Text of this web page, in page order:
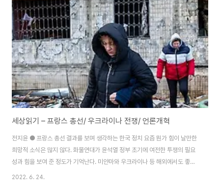
겹치는 측면들이 있기 때문이다. 두 경우 모두에 단지 우파정당의 단독 행위가
아니라 여러 정당의 초당적 찬성표가 가결을 이끌었었다. 이석기 의원 때도 진
영을 넘어선 모든 언론의 지지 속에 찬성한 민주당이나 진보정당 의원들은 ‘당
당하면 법의 심판을 피할 이유가 없..
세상읽기 – 프랑스 총선/ 우크라이나 전쟁/ 언론개혁
전지윤 ● 프랑스 총선 결과를 보며 생각하는 한국 정치 요즘 뭔가 힘이 날만한
희망적 소식은 많지 않다. 화물연대가 윤석열 정부 초기에 여전한 투쟁의 필요
성과 힘을 보여 준 정도가 기억난다. 미얀마와 우크라이나 등 해외에서도 좋은
소식은 많지 않다. 미국에서 아마존, 스타벅스에서 새로운 노조 조직화의 물결
2022. 6. 24.